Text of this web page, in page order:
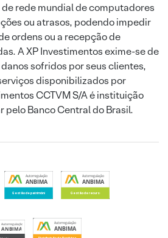
rede mundial de computadores
ou atrasos, podendo impedir
ordens ou a recepção de
A XP Investimentos exime-se de
sofridos por seus clientes,
disponibilizados por
CCTVM S/A é instituição
pelo Banco Central do Brasil.